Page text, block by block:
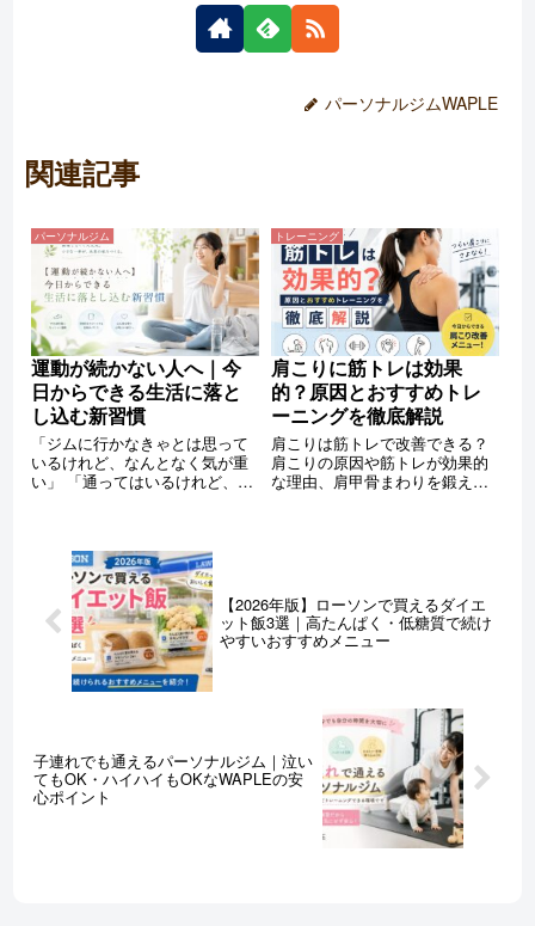
パーソナルジムWAPLE
関連記事
パーソナルジム
運動が続かない人へ｜今
日からできる生活に落と
し込む新習慣
「ジムに行かなきゃとは思って
いるけれど、なんとなく気が重
い」 「通ってはいるけれど、最
ません。 やる気が落ちたように
感じると、「自分は続けるのが
苦手なのか...
トレーニング
肩こりに筋トレは効果
的？原因とおすすめトレ
ーニングを徹底解説
肩こりは筋トレで改善できる？
肩こりの原因や筋トレが効果的
な理由、肩甲骨まわりを鍛える
【2026年版】ローソンで買えるダイエ
ット飯3選｜高たんぱく・低糖質で続け
やすいおすすめメニュー
子連れでも通えるパーソナルジム｜泣い
てもOK・ハイハイもOKなWAPLEの安
心ポイント